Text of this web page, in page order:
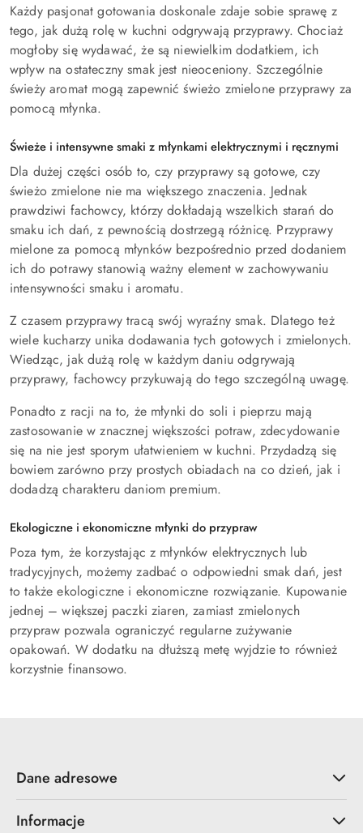
Każdy pasjonat gotowania doskonale zdaje sobie sprawę z
tego, jak dużą rolę w kuchni odgrywają przyprawy. Chociaż
mogłoby się wydawać, że są niewielkim dodatkiem, ich
wpływ na ostateczny smak jest nieoceniony. Szczególnie
świeży aromat mogą zapewnić świeżo zmielone przyprawy za
pomocą młynka.
Świeże i intensywne smaki z młynkami elektrycznymi i ręcznymi
Dla dużej części osób to, czy przyprawy są gotowe, czy
świeżo zmielone nie ma większego znaczenia. Jednak
prawdziwi fachowcy, którzy dokładają wszelkich starań do
smaku ich dań, z pewnością dostrzegą różnicę. Przyprawy
mielone za pomocą młynków bezpośrednio przed dodaniem
ich do potrawy stanowią ważny element w zachowywaniu
intensywności smaku i aromatu.
Z czasem przyprawy tracą swój wyraźny smak. Dlatego też
wiele kucharzy unika dodawania tych gotowych i zmielonych.
Wiedząc, jak dużą rolę w każdym daniu odgrywają
przyprawy, fachowcy przykuwają do tego szczególną uwagę.
Ponadto z racji na to, że młynki do soli i pieprzu mają
zastosowanie w znacznej większości potraw, zdecydowanie
się na nie jest sporym ułatwieniem w kuchni. Przydadzą się
bowiem zarówno przy prostych obiadach na co dzień, jak i
dodadzą charakteru daniom premium.
Ekologiczne i ekonomiczne młynki do przypraw
Poza tym, że korzystając z młynków elektrycznych lub
tradycyjnych, możemy zadbać o odpowiedni smak dań, jest
to także ekologiczne i ekonomiczne rozwiązanie. Kupowanie
jednej – większej paczki ziaren, zamiast zmielonych
przypraw pozwala ograniczyć regularne zużywanie
opakowań. W dodatku na dłuższą metę wyjdzie to również
korzystnie finansowo.
Dane adresowe
Informacje